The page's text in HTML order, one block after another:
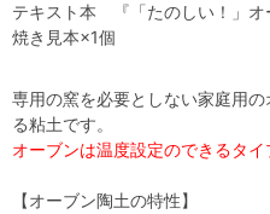
テキスト本 『「たのしい！」オ
焼き見本×1個
専用の窯を必要としない家庭用
る粘土です。
オーブンは温度設定のできるタイ
【オーブン陶土の特性】